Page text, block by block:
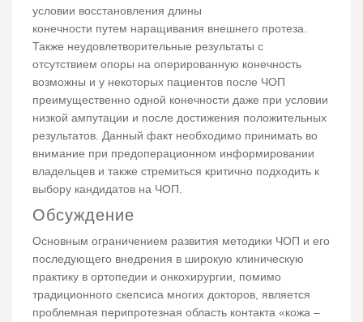
условии восстановления длины
конечности путем наращивания внешнего протеза.
Также неудовлетворительные результаты с
отсутствием опоры на оперированную конечность
возможны и у некоторых пациентов после ЧОП
преимущественно одной конечности даже при условии
низкой ампутации и после достижения положительных
результатов. Данный факт необходимо принимать во
внимание при предоперационном информировании
владельцев и также стремиться критично подходить к
выбору кандидатов на ЧОП.
Обсуждение
Основным ограничением развития методики ЧОП и его
последующего внедрения в широкую клиническую
практику в ортопедии и онкохирургии, помимо
традиционного скепсиса многих докторов, является
проблемная перипротезная область контакта «кожа –